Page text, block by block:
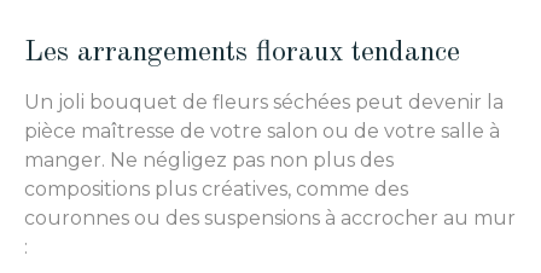
Les arrangements floraux tendance
Un joli bouquet de fleurs séchées peut devenir la
pièce maîtresse de votre salon ou de votre salle à
manger. Ne négligez pas non plus des
compositions plus créatives, comme des
couronnes ou des suspensions à accrocher au mur
: